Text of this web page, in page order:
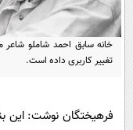
خانه سابق احمد شاملو
تغییر کاربری داده است.
فرهیختگان نوشت: این